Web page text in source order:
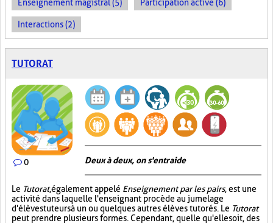
Enseignement magistral (5) Participation active (6)
Interactions (2)
TUTORAT
0 Deux à deux, on s'entraide
Le Tutorat, également appelé Enseignement par les pairs, est une
activité dans laquelle l'enseignant procède au jumelage
d'élèves tuteurs à un ou quelques autres élèves tutorés. Le Tutorat
peut prendre plusieurs formes. Cependant, quelle qu'elle soit, des